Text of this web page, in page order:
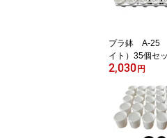
プラ鉢 A-25
イト）35個セ
トレーPMT-35
ト 多肉植物 鉢
2,030 円